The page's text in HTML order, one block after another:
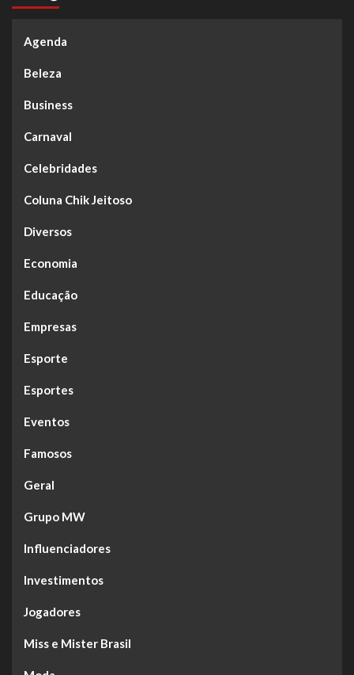
Agenda
Beleza
Business
Carnaval
Celebridades
Coluna Chik Jeitoso
Diversos
Economia
Educação
Empresas
Esporte
Esportes
Eventos
Famosos
Geral
Grupo MW
Influenciadores
Investimentos
Jogadores
Miss e Mister Brasil